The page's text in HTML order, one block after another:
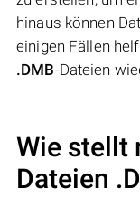
hinaus können
einigen Fällen
.DMB-Dateien
Wie stellt
Dateien